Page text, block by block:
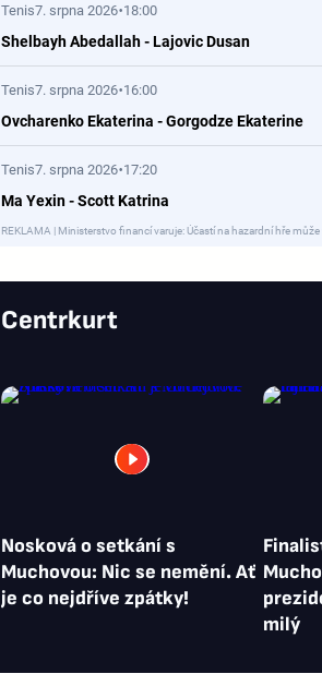
Tenis7. srpna 2026 18:00
Shelbayh Abedallah-Lajovic Dusan
Tenis7. srpna 2026 16:00
Ovcharenko Ekaterina -Gorgodze Ekaterine
Tenis7. srpna 2026 17:20
Ma Yexin-Scott Katrina
REKLAMA | Ministerstvo financí varuje: Účastí na hazardní hře
Centrkurt
Nosková o setkání s
Muchovou: Nic se nemění. Ať
je co nejdříve zpátky!
milý